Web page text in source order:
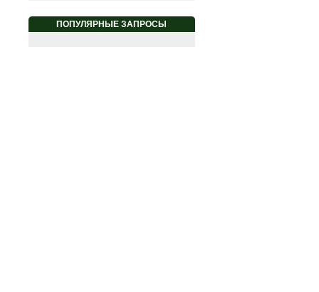
ПОПУЛЯРНЫЕ ЗАПРОСЫ